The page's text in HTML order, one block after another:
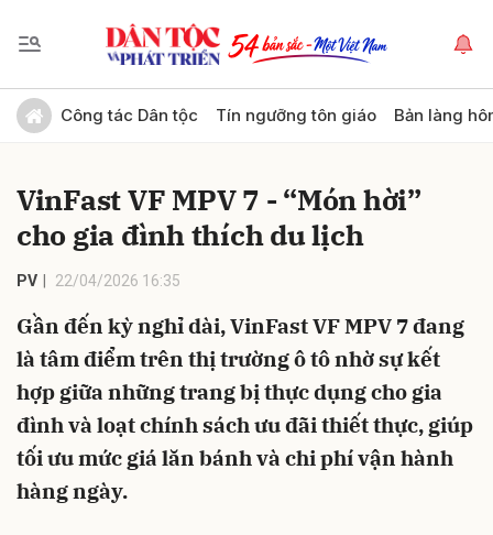
Công tác Dân tộc Tín ngưỡng tôn giáo Bản làng
VinFast VF MPV 7 - “Món hời”
cho gia đình thích du lịch
PV 22/04/2026 16:35
Gần đến kỳ nghỉ dài, VinFast VF MPV 7 đang
là tâm điểm trên thị trường ô tô nhờ sự kết
hợp giữa những trang bị thực dụng cho gia
đình và loạt chính sách ưu đãi thiết thực, giúp
tối ưu mức giá lăn bánh và chi phí vận hành
hàng ngày.
Gửi bình luận
Hủy Gửi